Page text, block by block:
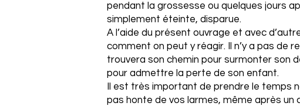
pendant la grossesse ou quelques jours
simplement éteinte, disparue.
A l’aide du présent ouvrage et avec
comment on peut y réagir. Il n’y a pas de
trouvera son chemin pour surmonter son
pour admettre la perte de son enfant.
Il est très important de prendre le temps
pas honte de vos larmes, même après